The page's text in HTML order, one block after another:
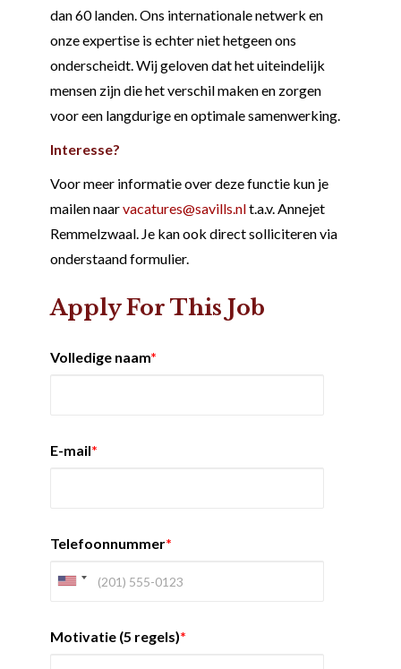
dan 60 landen. Ons internationale netwerk en
onze expertise is echter niet hetgeen ons
onderscheidt. Wij geloven dat het uiteindelijk
mensen zijn die het verschil maken en zorgen
voor een langdurige en optimale samenwerking.
Interesse?
Voor meer informatie over deze functie kun je
mailen naarvacatures@savills.nlt.a.v. Annejet
Remmelzwaal. Je kan ook direct solliciteren via
onderstaand formulier.
Apply For This Job
Volledige naam*
E-mail*
Telefoonnummer*
Motivatie (5 regels)*